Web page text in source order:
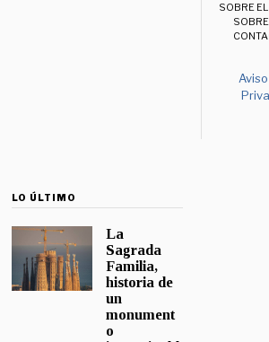
SOBRE
LO ÚLTIMO
La
Sagrada
Familia,
historia de
un
monument
o